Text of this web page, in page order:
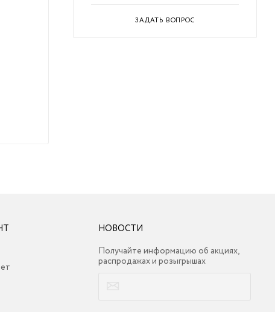
ЗАДАТЬ ВОПРОС
НОВОСТИ
Получайте информацию об акциях,
распродажах и розыгрышах